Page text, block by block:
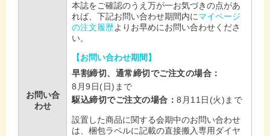
お問い合
わせ
本誌をご確認のうえ万が一お気づきの点があ
れば、下記お問い合わせ期間内にマイページ
の注文履歴よりお早めにお問い合わせくださ
い。
【お問い合わせ期間】
早割締切、通常締切でご注文の場合
8月9日(日)まで
駆込締切でご注文の場合
8月11日(火)まで
設置した商品に関する会期中のお問い合わせ
は、梱包ラベルに記載の直接搬入専用ダイヤ